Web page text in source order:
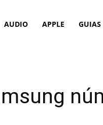
AUDIO APPLE GUIAS